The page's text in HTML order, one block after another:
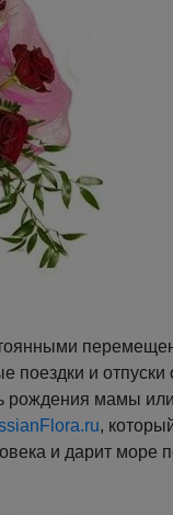
поездки и
рождения мамы
,
и дарит море